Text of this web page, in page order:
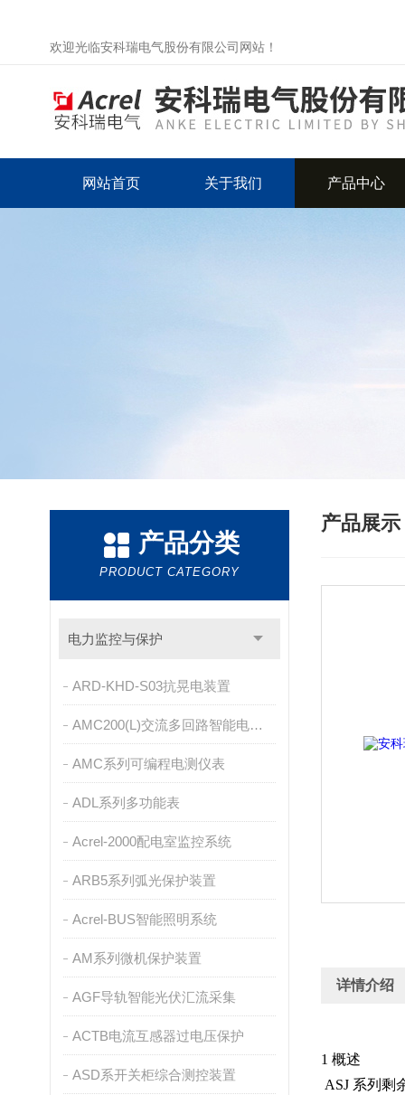
欢迎光临安科瑞电气股份有限公司网站！
网站首页 关于我们 产品中心
产品分类
PRODUCT CATEGORY
电力监控与保护
ARD-KHD-S03抗晃电装置
AMC200(L)交流多回路智能电量采集监控装置
AMC系列可编程电测仪表
ADL系列多功能表
Acrel-2000配电室监控系统
ARB5系列弧光保护装置
Acrel-BUS智能照明系统
AM系列微机保护装置
AGF导轨智能光伏汇流采集
ACTB电流互感器过电压保护
ASD系开关柜综合测控装置
产品展示
详情介绍
1 概述
ASJ 系列剩